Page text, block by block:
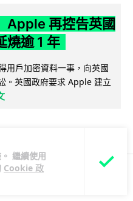
繼續使用
Cookie 政
Apple 再控告英國
燒逾 1 年
用戶加密資料一事，向英國
。英國政府要求 Apple 建立